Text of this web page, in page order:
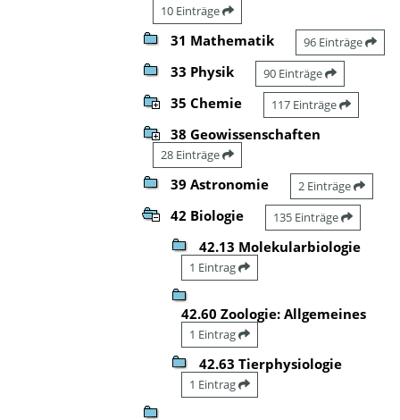
10 Einträge
31 Mathematik 96 Einträge
33 Physik 90 Einträge
35 Chemie 117 Einträge
38 Geowissenschaften
28 Einträge
39 Astronomie 2 Einträge
42 Biologie 135 Einträge
42.13 Molekularbiologie
1 Eintrag
42.60 Zoologie: Allgemeines
1 Eintrag
42.63 Tierphysiologie
1 Eintrag